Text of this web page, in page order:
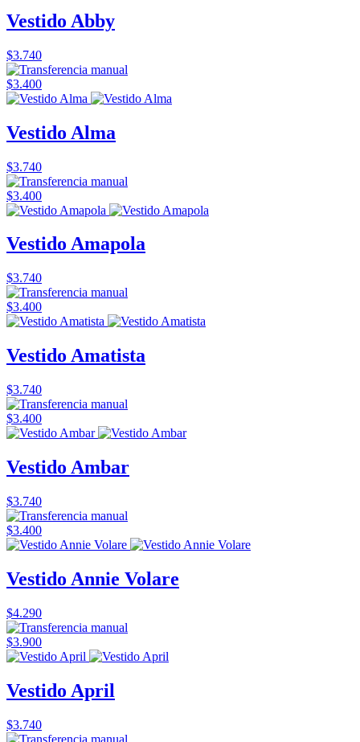
Vestido Abby
$3.740
$3.400
Vestido Alma
$3.740
$3.400
Vestido Amapola
$3.740
$3.400
Vestido Amatista
$3.740
$3.400
Vestido Ambar
$3.740
$3.400
Vestido Annie Volare
$4.290
$3.900
Vestido April
$3.740